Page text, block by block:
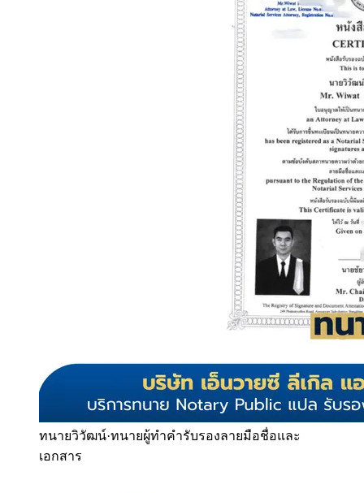
ทนายวิวัฒน์·ทนายผู้ทำคำรับรองลายมือชื่อและ
เอกสาร